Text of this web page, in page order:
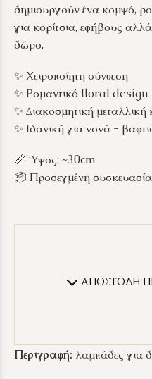
δημιουργούν ένα κομψό,
για κορίτσια, εφήβους
δώρο.
✨ Χειροποίητη σύνθεση
✨ Ρομαντικό floral design
✨ Διακοσμητική μεταλλική
✨ Ιδανική για νονά -
📏 Ύψος: ~30cm
📦 Προσεγμένη
ΑΠΟΣΤΟΛΗ
Περιγραφή: λαμπάδες για